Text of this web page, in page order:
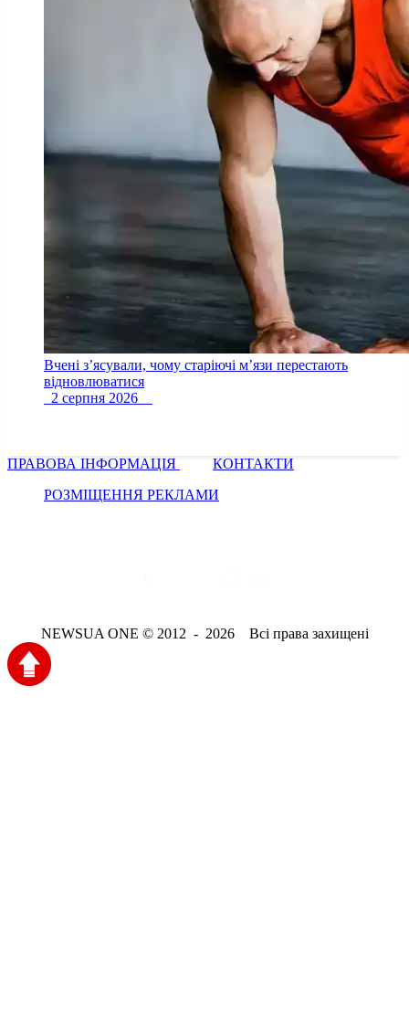
Вчені з’ясували, чому старіючі м’язи перестають
відновлюватися
2 серпня 2026
ПРАВОВА ІНФОРМАЦІЯ
КОНТАКТИ
РОЗМІЩЕННЯ РЕКЛАМИ
NEWSUA ONE © 2012 - 2026 Всі права захищені